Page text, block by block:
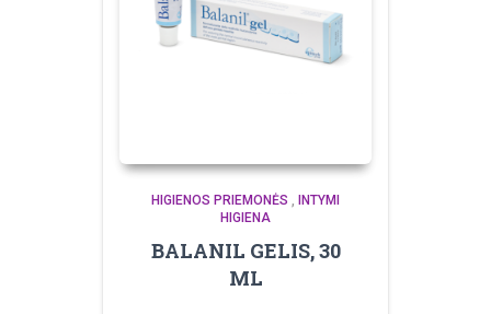
HIGIENOS PRIEMONĖS
INTYMI
HIGIENA
BALANIL GELIS, 30
ML